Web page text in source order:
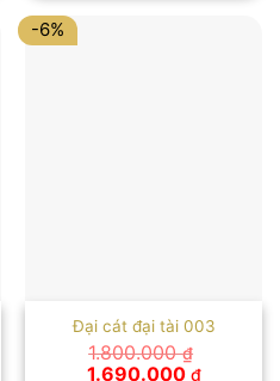
-6%
Đại cát đại tài 003
1.800.000₫
Giá
1.690.000 ₫Giá